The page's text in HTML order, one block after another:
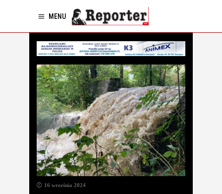
MENU
16 września 2024